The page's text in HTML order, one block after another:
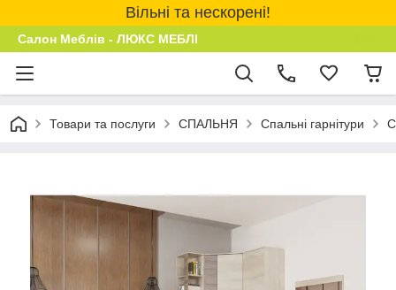
Вільні та нескорені!
Салон Меблів - ЛЮКС МЕБЛІ
Товари та послуги СПАЛЬНЯ Спальні гарнітури